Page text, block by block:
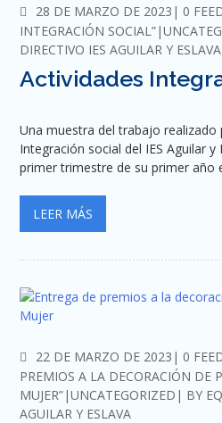
28 DE MARZO DE 2023
0
INTEGRACIÓN SOCIAL”
DIRECTIVO IES AGUILAR Y ESLAVA
Actividades
Una muestra del trabajo realizado
Integración social del IES Aguilar y
primer trimestre de su primer año
LEER MÁS
22 DE MARZO DE 2023
0
PREMIOS A LA DECORACIÓN DE
MUJER” UNCATEGORIZED BY
AGUILAR Y ESLAVA